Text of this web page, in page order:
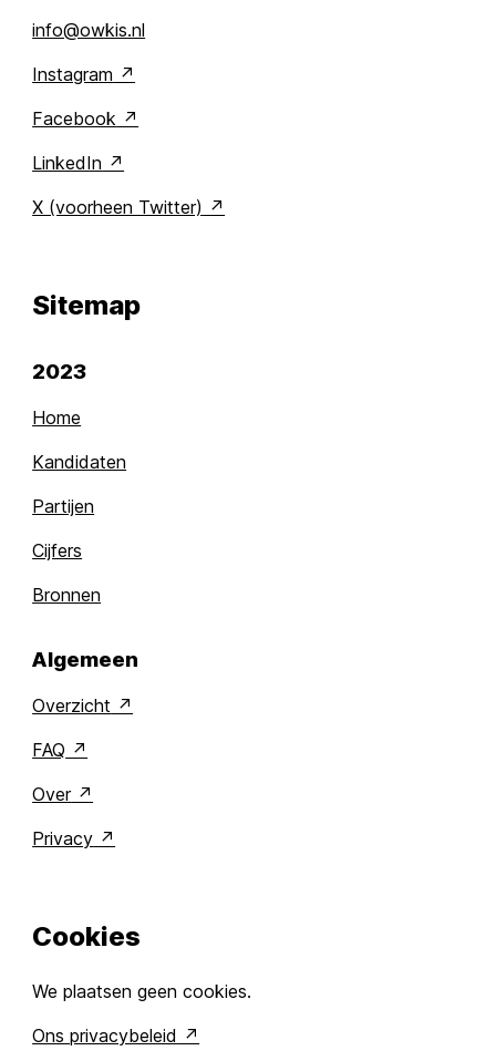
info@owkis.nl
Instagram
Facebook
LinkedIn
X (voorheen Twitter)
Sitemap
2023
Home
Kandidaten
Partijen
Cijfers
Bronnen
Algemeen
Overzicht
FAQ
Over
Privacy
Cookies
We plaatsen geen cookies.
Ons privacybeleid